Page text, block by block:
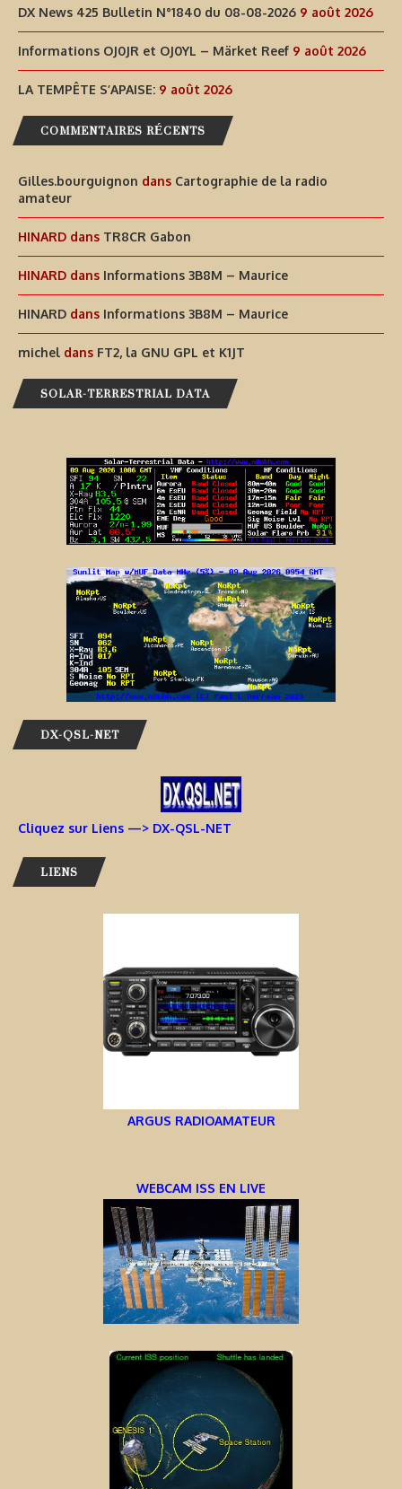
DX News 425 Bulletin N°1840 du 08-08-2026 9 août 2026
Informations OJ0JR et OJ0YL – Märket Reef 9 août 2026
LA TEMPÊTE S’APAISE: 9 août 2026
COMMENTAIRES RÉCENTS
Gilles.bourguignon dans Cartographie de la radio
amateur
HINARD dans TR8CR Gabon
HINARD dans Informations 3B8M – Maurice
HINARD dans Informations 3B8M – Maurice
michel dans FT2, la GNU GPL et K1JT
SOLAR-TERRESTRIAL DATA
DX-QSL-NET
Cliquez sur Liens —> DX-QSL-NET
LIENS
ARGUS RADIOAMATEUR
WEBCAM ISS EN LIVE